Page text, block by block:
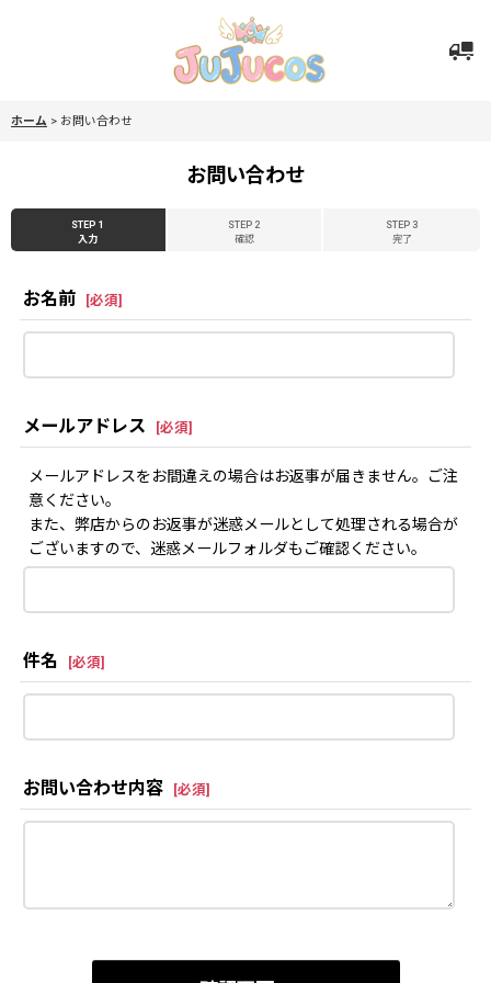
ホーム > お問い合わせ
お問い合わせ
STEP 1
入力
STEP 2
確認
STEP 3
完了
お名前 [必須]
メールアドレス [必須]
メールアドレスをお間違えの場合はお返事が届きません。ご注
意ください。
また、弊店からのお返事が迷惑メールとして処理される場合が
ございますので、迷惑メールフォルダもご確認ください。
件名 [必須]
お問い合わせ内容 [必須]